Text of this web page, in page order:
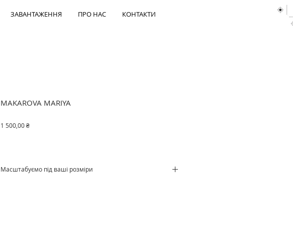
ЗАВАНТАЖЕННЯ ПРО НАС КОНТАКТИ
MAKAROVA MARIYA
1 500,00 ₴Ціна
Масштабуємо під ваші розміри